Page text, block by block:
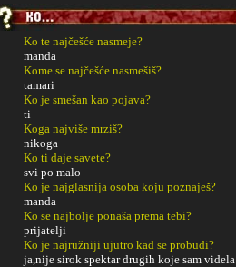
Ko te najčešće nasmeje?
manda
Kome se najčešće nasmešiš?
tamari
Ko je smešan kao pojava?
ti
Koga najviše mrziš?
nikoga
Ko ti daje savete?
svi po malo
Ko je najglasnija osoba koju poznaješ?
manda
Ko se najbolje ponaša prema tebi?
prijatelji
Ko je najružniji ujutro kad se probudi?
ja,nije sirok spektar drugih koje sam